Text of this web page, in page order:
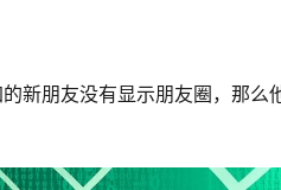
新朋友没有显示朋友圈，那么